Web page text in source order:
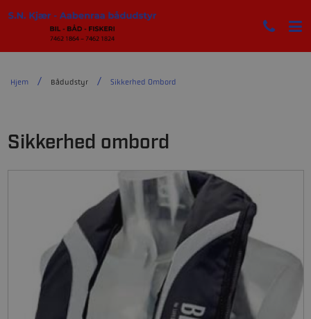
Hjem Bådudstyr Sikkerhed Ombord
Sikkerhed ombord